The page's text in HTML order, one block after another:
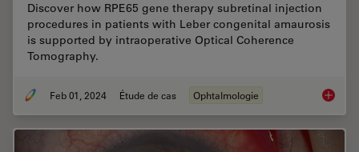
Discover how RPE65 gene therapy subretinal injection
procedures in patients with Leber congenital amaurosis
is supported by intraoperative Optical Coherence
Tomography.
Feb 01, 2024 Étude de cas Ophtalmologie RPE65